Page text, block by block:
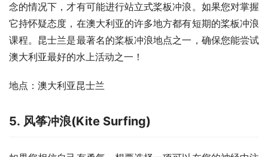
念的情况下，才有可能进行站立式桨板冲浪。如果您对掌握
它持怀疑态度，在澳大利亚的许多地方都有短期的桨板冲浪
课程。昆士兰是最著名的桨板冲浪地点之一，确保您能尝试
澳大利亚最好的水上活动之一！
地点：澳大利亚昆士兰
5. 风筝冲浪(Kite Surfing)